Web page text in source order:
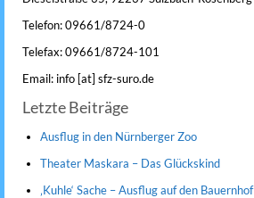
Telefon: 09661/8724-0
Telefax: 09661/8724-101
Email: info [at] sfz-suro.de
Letzte Beiträge
Ausflug in den Nürnberger Zoo
Theater Maskara – Das Glückskind
‚Kuhle‘ Sache – Ausflug auf den Bauernhof